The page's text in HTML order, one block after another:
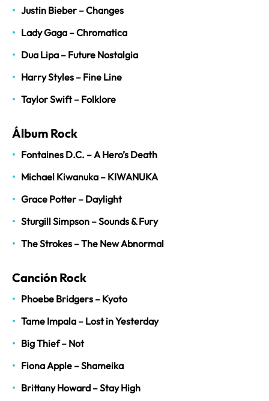
Justin Bieber – Changes
Lady Gaga – Chromatica
Dua Lipa – Future Nostalgia
Harry Styles – Fine Line
Taylor Swift – Folklore
Álbum Rock
Fontaines D.C. – A Hero’s Death
Michael Kiwanuka – KIWANUKA
Grace Potter – Daylight
Sturgill Simpson – Sounds & Fury
The Strokes – The New Abnormal
Canción Rock
Phoebe Bridgers – Kyoto
Tame Impala – Lost in Yesterday
Big Thief – Not
Fiona Apple – Shameika
Brittany Howard – Stay High